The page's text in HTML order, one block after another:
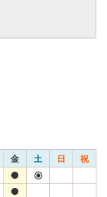
金 土 日 祝